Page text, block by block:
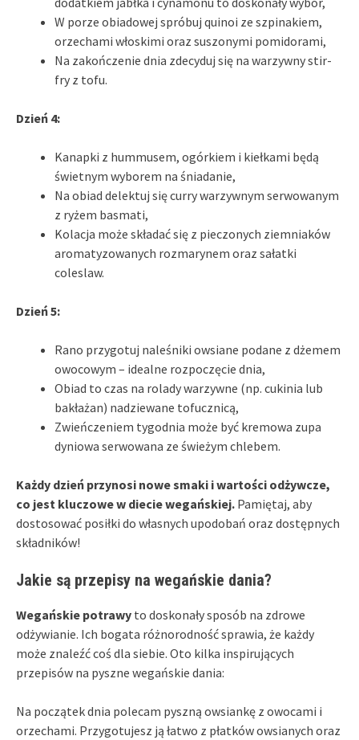
W porze obiadowej spróbuj quinoi ze szpinakiem,
orzechami włoskimi oraz suszonymi pomidorami,
Na zakończenie dnia zdecyduj się na warzywny stir-
fry z tofu.
Dzień 4:
Kanapki z hummusem, ogórkiem i kiełkami będą
świetnym wyborem na śniadanie,
Na obiad delektuj się curry warzywnym serwowanym
z ryżem basmati,
Kolacja może składać się z pieczonych ziemniaków
aromatyzowanych rozmarynem oraz sałatki
coleslaw.
Dzień 5:
Rano przygotuj naleśniki owsiane podane z dżemem
owocowym – idealne rozpoczęcie dnia,
Obiad to czas na rolady warzywne (np. cukinia lub
bakłażan) nadziewane tofucznicą,
Zwieńczeniem tygodnia może być kremowa zupa
dyniowa serwowana ze świeżym chlebem.
Każdy dzień przynosi nowe smaki i wartości odżywcze,
co jest kluczowe w diecie wegańskiej. Pamiętaj, aby
dostosować posiłki do własnych upodobań oraz dostępnych
składników!
Jakie są przepisy na wegańskie dania?
Wegańskie potrawy to doskonały sposób na zdrowe
odżywianie. Ich bogata różnorodność sprawia, że każdy
może znaleźć coś dla siebie. Oto kilka inspirujących
przepisów na pyszne wegańskie dania:
Na początek dnia polecam pyszną owsiankę z owocami i
orzechami. Przygotujesz ją łatwo z płatków owsianych oraz